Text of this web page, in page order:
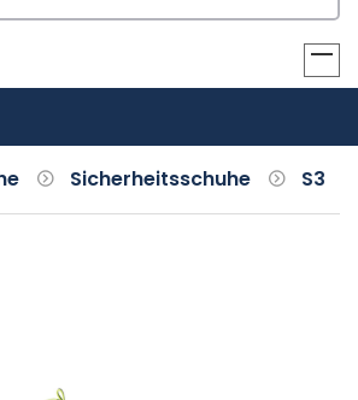
Sicherheitsschuhe S3